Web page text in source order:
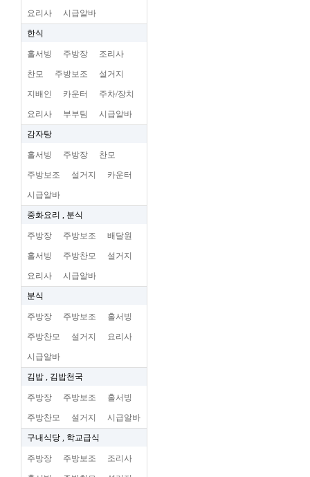
요리사 시급알바
한식
홀서빙 주방장 조리사
찬모 주방보조 설거지
지배인 카운터 주차/장치
요리사 부부팀 시급알바
감자탕
홀서빙 주방장 찬모
주방보조 설거지 카운터
시급알바
중화요리 , 분식
주방장 주방보조 배달원
홀서빙 주방찬모 설거지
요리사 시급알바
분식
주방장 주방보조 홀서빙
주방찬모 설거지 요리사
시급알바
김밥 , 김밥천국
주방장 주방보조 홀서빙
주방찬모 설거지 시급알바
구내식당 , 학교급식
주방장 주방보조 조리사